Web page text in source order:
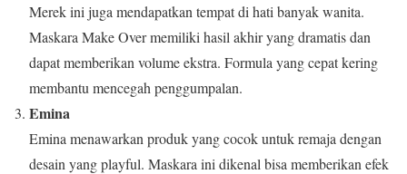
Merek ini juga mendapatkan tempat di hati banyak wanita.
Maskara Make Over memiliki hasil akhir yang dramatis dan
dapat memberikan volume ekstra. Formula yang cepat kering
membantu mencegah penggumpalan.
Emina
Emina menawarkan produk yang cocok untuk remaja dengan
desain yang playful. Maskara ini dikenal bisa memberikan efek